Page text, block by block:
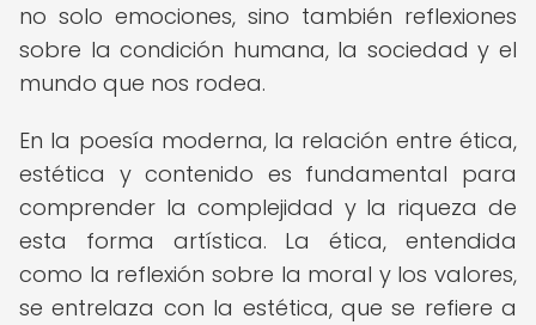
no solo emociones, sino también reflexiones
sobre la condición humana, la sociedad y el
mundo que nos rodea.
En la poesía moderna, la relación entre ética,
estética y contenido es fundamental para
comprender la complejidad y la riqueza de
esta forma artística. La ética, entendida
como la reflexión sobre la moral y los valores,
se entrelaza con la estética, que se refiere a